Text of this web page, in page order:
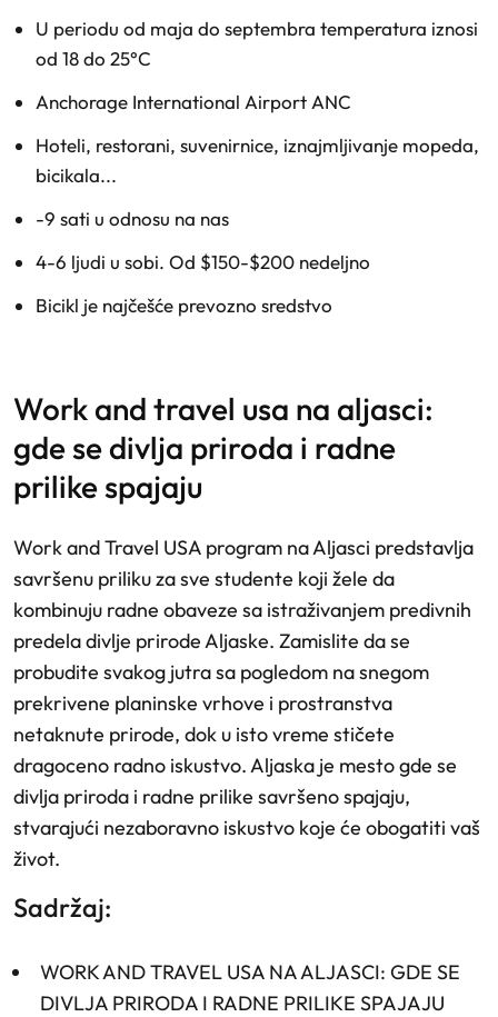
U periodu od maja do septembra temperatura iznosi
od 18 do 25°C
Anchorage International Airport ANC
Hoteli, restorani, suvenirnice, iznajmljivanje mopeda,
bicikala...
-9 sati u odnosu na nas
4-6 ljudi u sobi. Od $150-$200 nedeljno
Bicikl je najčešće prevozno sredstvo
work and travel usa na aljasci:
gde se divlja priroda i radne
prilike spajaju
Work and Travel USA program na Aljasci predstavlja
savršenu priliku za sve studente koji žele da
kombinuju radne obaveze sa istraživanjem predivnih
predela divlje prirode Aljaske. Zamislite da se
probudite svakog jutra sa pogledom na snegom
prekrivene planinske vrhove i prostranstva
netaknute prirode, dok u isto vreme stičete
dragoceno radno iskustvo. Aljaska je mesto gde se
divlja priroda i radne prilike savršeno spajaju,
stvarajući nezaboravno iskustvo koje će obogatiti vaš
život.
Sadržaj:
WORK AND TRAVEL USA NA ALJASCI: GDE SE
DIVLJA PRIRODA I RADNE PRILIKE SPAJAJU